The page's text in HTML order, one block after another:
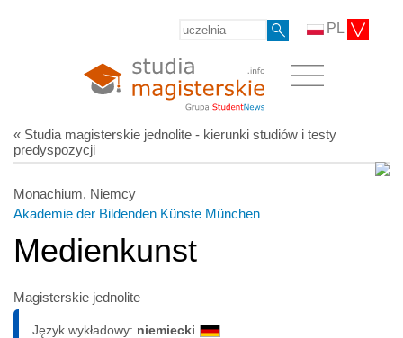
PL
« Studia magisterskie jednolite - kierunki studiów i testy
predyspozycji
Monachium, Niemcy
Akademie der Bildenden Künste München
Medienkunst
Magisterskie jednolite
Język wykładowy: niemiecki